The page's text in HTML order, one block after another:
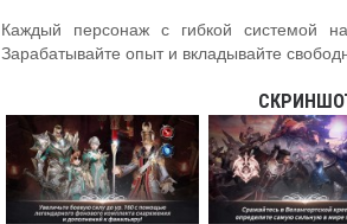
Каждый персонаж с гибкой системой
Зарабатывайте опыт и вкладывайте